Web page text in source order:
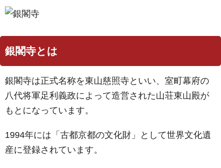
銀閣寺とは
銀閣寺は正式名称を東山慈照寺といい、室町幕府の
八代将軍足利義政によって造営された山荘東山殿が
もとになっています。
1994年には「古都京都の文化財」として世界文化遺
産に登録されています。